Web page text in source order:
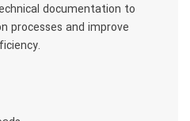
documentation to
processes and improve